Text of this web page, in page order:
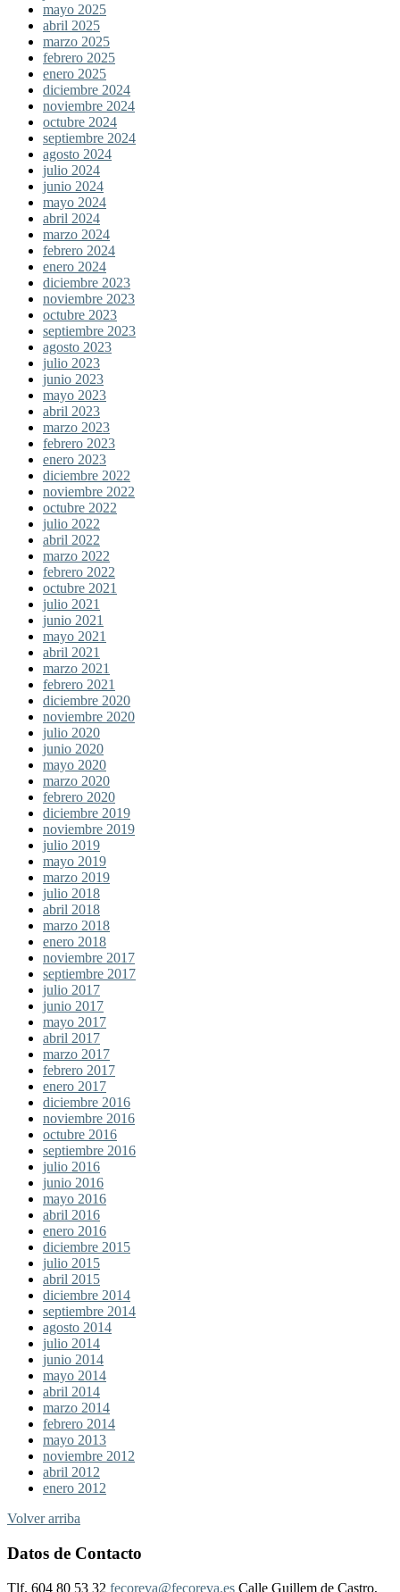
mayo 2025
abril 2025
marzo 2025
febrero 2025
enero 2025
diciembre 2024
noviembre 2024
octubre 2024
septiembre 2024
agosto 2024
julio 2024
junio 2024
mayo 2024
abril 2024
marzo 2024
febrero 2024
enero 2024
diciembre 2023
noviembre 2023
octubre 2023
septiembre 2023
agosto 2023
julio 2023
junio 2023
mayo 2023
abril 2023
marzo 2023
febrero 2023
enero 2023
diciembre 2022
noviembre 2022
octubre 2022
julio 2022
abril 2022
marzo 2022
febrero 2022
octubre 2021
julio 2021
junio 2021
mayo 2021
abril 2021
marzo 2021
febrero 2021
diciembre 2020
noviembre 2020
julio 2020
junio 2020
mayo 2020
marzo 2020
febrero 2020
diciembre 2019
noviembre 2019
julio 2019
mayo 2019
marzo 2019
julio 2018
abril 2018
marzo 2018
enero 2018
noviembre 2017
septiembre 2017
julio 2017
junio 2017
mayo 2017
abril 2017
marzo 2017
febrero 2017
enero 2017
diciembre 2016
noviembre 2016
octubre 2016
septiembre 2016
julio 2016
junio 2016
mayo 2016
abril 2016
enero 2016
diciembre 2015
julio 2015
abril 2015
diciembre 2014
septiembre 2014
agosto 2014
julio 2014
junio 2014
mayo 2014
abril 2014
marzo 2014
febrero 2014
mayo 2013
noviembre 2012
abril 2012
enero 2012
Volver arriba
Datos de Contacto
Tlf. 604 80 53 32 fecoreva@fecoreva.es Calle Guillem de Castro,